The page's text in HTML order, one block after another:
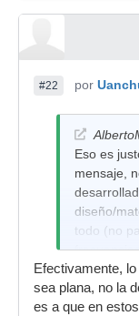
#22 por
Eso es
mensaje,
diseño/
todo (no
la que
Efectivamente,
sea plana, no la
es a que en